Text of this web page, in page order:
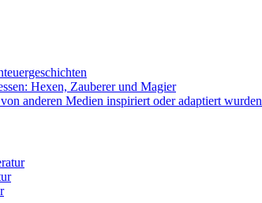
Hexen, Zauberer und Magier
anderen Medien inspiriert oder adaptiert wurden